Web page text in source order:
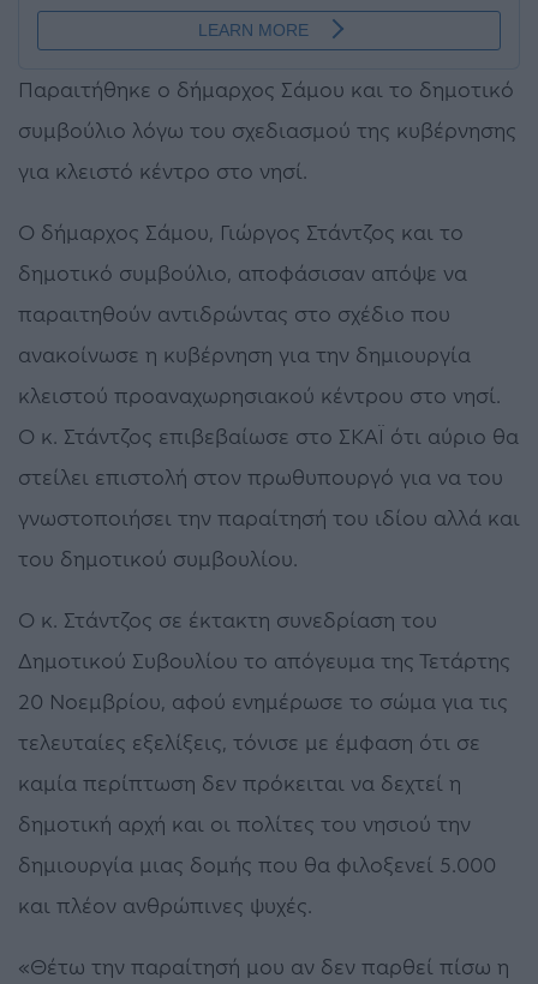
Παραιτήθηκε ο δήμαρχος Σάμου και το δημοτικό
συμβούλιο λόγω του σχεδιασμού της κυβέρνησης
για κλειστό κέντρο στο νησί.
Ο δήμαρχος Σάμου, Γιώργος Στάντζος και το
δημοτικό συμβούλιο, αποφάσισαν απόψε να
παραιτηθούν αντιδρώντας στο σχέδιο που
ανακοίνωσε η κυβέρνηση για την δημιουργία
κλειστού προαναχωρησιακού κέντρου στο νησί.
Ο κ. Στάντζος επιβεβαίωσε στο ΣΚΑΪ ότι αύριο θα
στείλει επιστολή στον πρωθυπουργό για να του
γνωστοποιήσει την παραίτησή του ιδίου αλλά και
του δημοτικού συμβουλίου.
Ο κ. Στάντζος σε έκτακτη συνεδρίαση του
Δημοτικού Συβουλίου το απόγευμα της Τετάρτης
20 Νοεμβρίου, αφού ενημέρωσε το σώμα για τις
τελευταίες εξελίξεις, τόνισε με έμφαση ότι σε
καμία περίπτωση δεν πρόκειται να δεχτεί η
δημοτική αρχή και οι πολίτες του νησιού την
δημιουργία μιας δομής που θα φιλοξενεί 5.000
και πλέον ανθρώπινες ψυχές.
«Θέτω την παραίτησή μου αν δεν παρθεί πίσω η